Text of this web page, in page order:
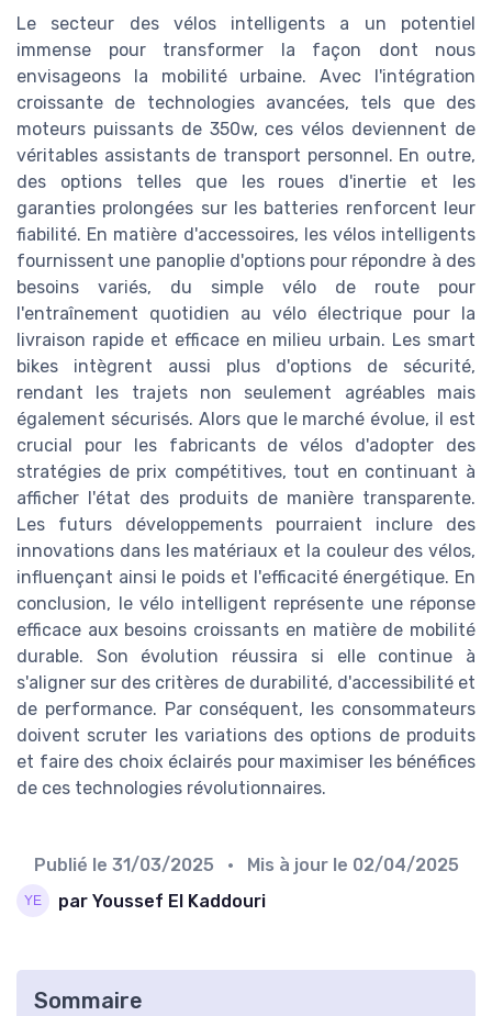
Le secteur des vélos intelligents a un potentiel
immense pour transformer la façon dont nous
envisageons la mobilité urbaine. Avec l'intégration
croissante de technologies avancées, tels que des
moteurs puissants de 350w, ces vélos deviennent de
véritables assistants de transport personnel. En outre,
des options telles que les roues d'inertie et les
garanties prolongées sur les batteries renforcent leur
fiabilité. En matière d'accessoires, les vélos intelligents
fournissent une panoplie d'options pour répondre à des
besoins variés, du simple vélo de route pour
l'entraînement quotidien au vélo électrique pour la
livraison rapide et efficace en milieu urbain. Les smart
bikes intègrent aussi plus d'options de sécurité,
rendant les trajets non seulement agréables mais
également sécurisés. Alors que le marché évolue, il est
crucial pour les fabricants de vélos d'adopter des
stratégies de prix compétitives, tout en continuant à
afficher l'état des produits de manière transparente.
Les futurs développements pourraient inclure des
innovations dans les matériaux et la couleur des vélos,
influençant ainsi le poids et l'efficacité énergétique. En
conclusion, le vélo intelligent représente une réponse
efficace aux besoins croissants en matière de mobilité
durable. Son évolution réussira si elle continue à
s'aligner sur des critères de durabilité, d'accessibilité et
de performance. Par conséquent, les consommateurs
doivent scruter les variations des options de produits
et faire des choix éclairés pour maximiser les bénéfices
de ces technologies révolutionnaires.
Publié le 31/03/2025 • Mis à jour le 02/04/2025
par Youssef El Kaddouri
Sommaire